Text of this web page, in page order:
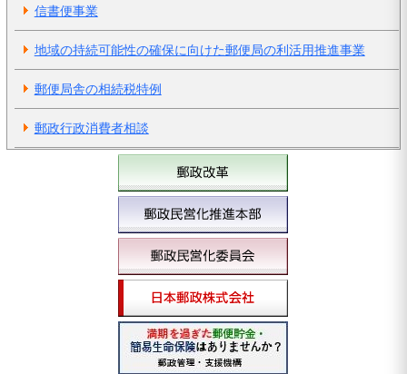
信書便事業
地域の持続可能性の確保に向けた郵便局の利活用推進事業
郵便局舎の相続税特例
郵政行政消費者相談